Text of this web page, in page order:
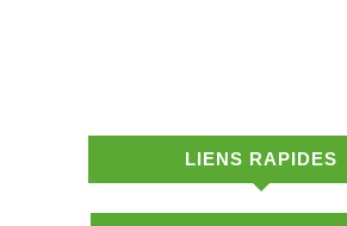
LIENS RAPIDES